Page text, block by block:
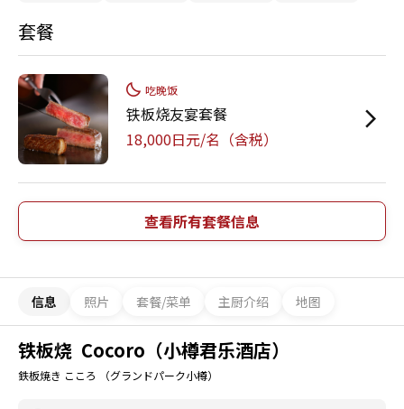
套餐
吃晚饭
铁板烧友宴套餐
18,000日元/名（含税）
查看所有套餐信息
信息 照片 套餐/菜单 主厨介绍 地图
铁板烧 Cocoro（小樽君乐酒店）
鉄板焼き こころ （グランドパーク小樽）